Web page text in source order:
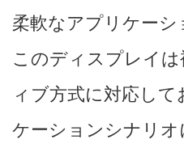
柔軟なアプリケーシ
このディスプレイ
ィブ方式に対応して
ケーションシナリオ